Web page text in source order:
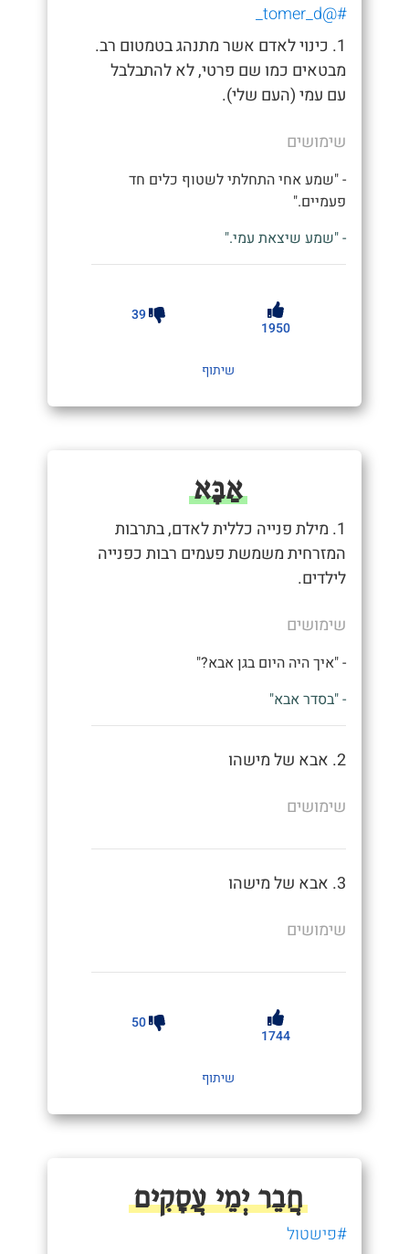
#@tomer_d_
1. כינוי לאדם אשר מתנהג בטמטום רב.
מבטאים כמו שם פרטי, לא להתבלבל
עם עמי (העם שלי).
שימושים
- "שמע אחי התחלתי לשטוף כלים חד
פעמיים."
- "שמע שיצאת עמי."
1950
39
שיתוף
אַבָּא
1. מילת פנייה כללית לאדם, בתרבות
המזרחית משמשת פעמים רבות כפנייה
לילדים.
שימושים
- "איך היה היום בגן אבא?"
- "בסדר אבא"
2. אבא של מישהו
שימושים
3. אבא של מישהו
שימושים
1744
50
שיתוף
חֲבֵר יְמֵי עֲסָקִים
#פישטול